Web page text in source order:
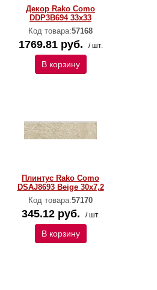
Декор Rako Como
DDP3B694 33x33
Код товара:57168
1769.81 руб. / шт.
В корзину
Плинтус Rako Como
DSAJ8693 Beige 30x7,2
Код товара:57170
345.12 руб. / шт.
В корзину